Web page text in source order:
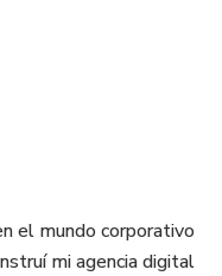
el mundo corporativo
mi agencia digital